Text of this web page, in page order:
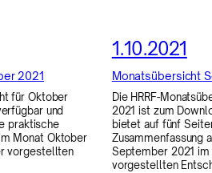
2021
für Oktober
und
praktische
Monat Oktober
vorgestellten
1.10.2021
Monatsübersicht
Die HRRF-
2021 ist zum
bietet auf fünf
Zusammenfassung
September 2021 im
vorgestellten